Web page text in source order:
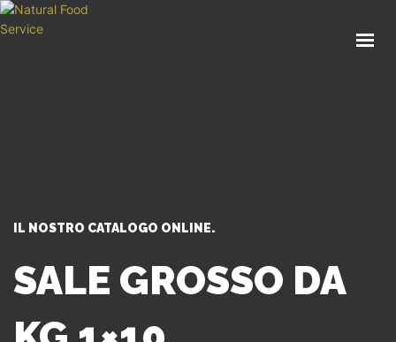
IL NOSTRO CATALOGO ONLINE.
SALE GROSSO DA